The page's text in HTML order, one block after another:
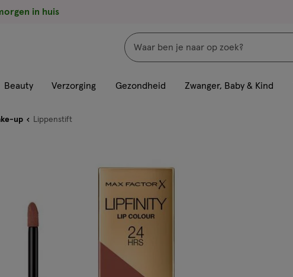
in huis
Zoeken
met
geavanceerde
Beauty Verzorging Gezondheid Zwanger, Baby & Kind
up Lippenstift